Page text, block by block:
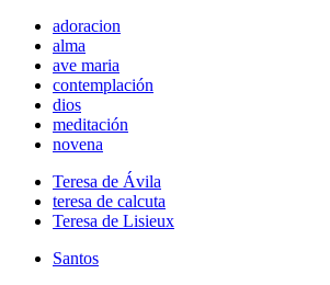
adoracion
alma
ave maria
contemplación
dios
meditación
novena
Teresa de Ávila
teresa de calcuta
Teresa de Lisieux
Santos